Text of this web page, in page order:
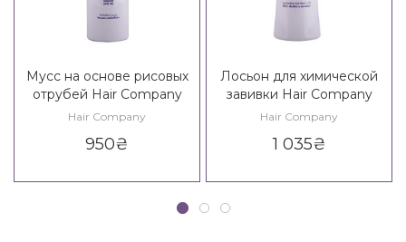
Мусс на основе рисовых
отрубей Hair Company
Inimitable Tech Bran
Hair Company
950₴
Лосьон для химической
завивки Hair Company
Inimitable Tech Curly Perm
Hair Company
1 035₴